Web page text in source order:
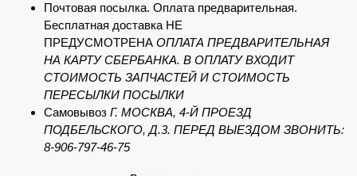
Почтовая посылка. Оплата предварительная.
Бесплатная доставка НЕ
ПРЕДУСМОТРЕНА ОПЛАТА ПРЕДВАРИТЕЛЬНАЯ
НА КАРТУ СБЕРБАНКА. В ОПЛАТУ ВХОДИТ
СТОИМОСТЬ ЗАПЧАСТЕЙ И СТОИМОСТЬ
ПЕРЕСЫЛКИ ПОСЫЛКИ
Самовывоз Г. МОСКВА, 4-Й ПРОЕЗД
ПОДБЕЛЬСКОГО, Д.3. ПЕРЕД ВЫЕЗДОМ ЗВОНИТЬ:
8-906-797-46-75